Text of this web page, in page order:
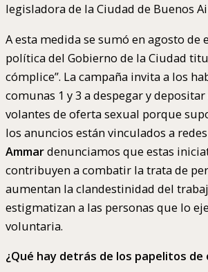
legisladora de la Ciudad de Buenos
A esta medida se sumó en agosto de
política del Gobierno de la Ciudad
cómplice”. La campaña invita a los
comunas 1 y 3 a despegar y
volantes de oferta sexual porque
los anuncios están vinculados a
Ammardenunciamos que estas
contribuyen a combatir la trata de
aumentan la clandestinidad del
estigmatizan a las personas que lo
voluntaria.
¿Qué hay detrás de los papelitos